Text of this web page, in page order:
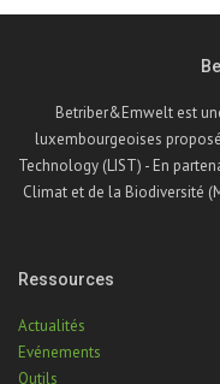
Betriber&Emwelt est
luxembourgeoises
Technology (LIST) - En
Climat et de la Biodiversité
Ressources
Actualités
Evénements
Outils